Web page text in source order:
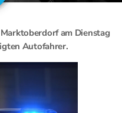
am Dienstag
Autofahrer.